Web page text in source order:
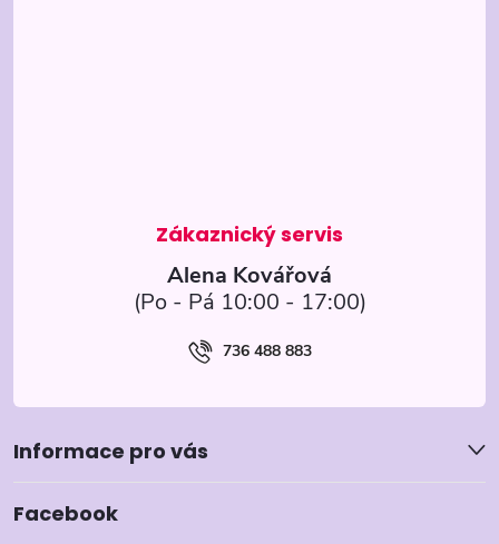
Alena Kovářová
736 488 883
Informace pro vás
Facebook